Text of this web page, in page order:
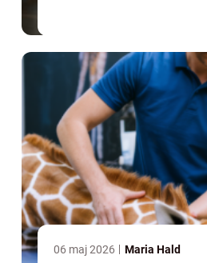
06 maj 2026 Maria Hald